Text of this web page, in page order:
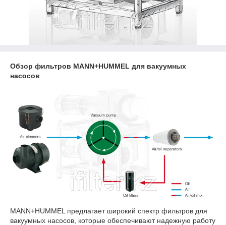
Обзор фильтров MANN+HUMMEL для вакуумных
насосов
MANN+HUMMEL предлагает широкий спектр фильтров для
вакуумных насосов, которые обеспечивают надежную работу